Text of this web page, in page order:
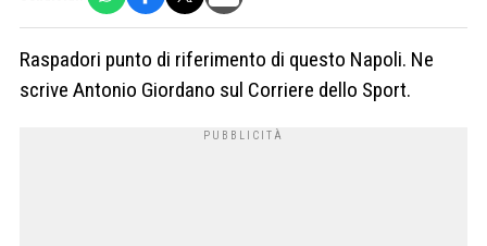
Raspadori punto di riferimento di questo Napoli. Ne
scrive Antonio Giordano sul Corriere dello Sport.